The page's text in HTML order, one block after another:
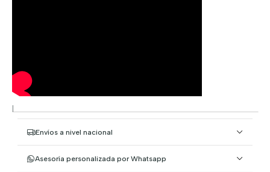
Envíos a nivel nacional
Asesoría personalizada por Whatsapp